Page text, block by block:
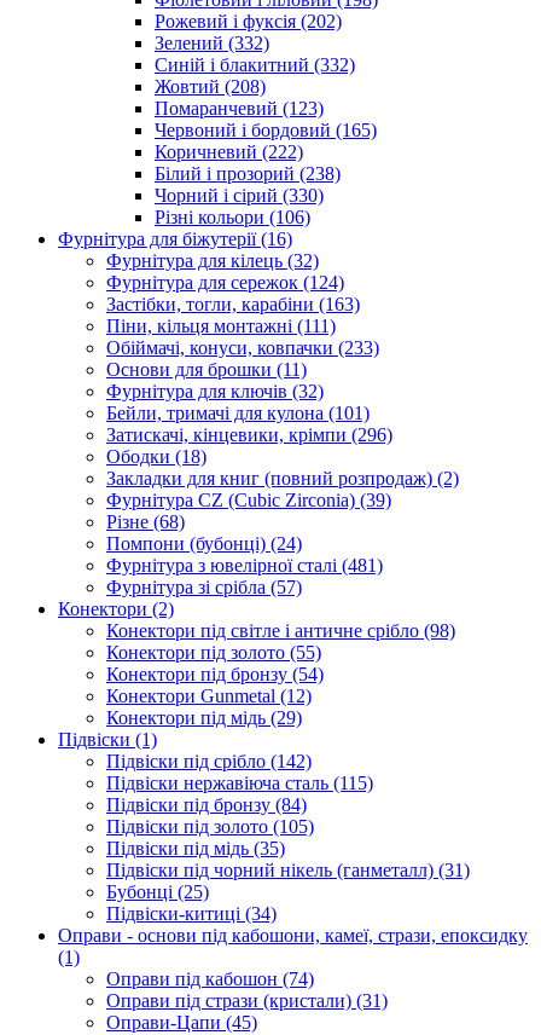
Рожевий і фуксія (202)
Зелений (332)
Синій і блакитний (332)
Жовтий (208)
Помаранчевий (123)
Червоний і бордовий (165)
Коричневий (222)
Білий і прозорий (238)
Чорний і сірий (330)
Різні кольори (106)
Фурнітура для біжутерії(16)
Фурнітура для кілець (32)
Фурнітура для сережок (124)
Застібки, тогли, карабіни (163)
Піни, кільця монтажні (111)
Обіймачі, конуси, ковпачки (233)
Основи для брошки (11)
Фурнітура для ключів (32)
Бейли, тримачі для кулона (101)
Затискачі, кінцевики, крімпи (296)
Ободки (18)
Закладки для книг (повний розпродаж) (2)
Фурнітура CZ (Cubic Zirconia) (39)
Різне (68)
Помпони (бубонці) (24)
Фурнітура з ювелірної сталі (481)
Фурнітура зі срібла (57)
Конектори (2)
Конектори під світле і античне срібло (98)
Конектори під золото (55)
Конектори під бронзу (54)
Конектори Gunmetal (12)
Конектори під мідь (29)
Підвіски (1)
Підвіски під срібло (142)
Підвіски нержавіюча сталь (115)
Підвіски під бронзу (84)
Підвіски під золото (105)
Підвіски під мідь (35)
Підвіски під чорний нікель (ганметалл) (31)
Бубонці (25)
Підвіски-китиці (34)
Оправи - основи під кабошони, камеї, стрази, епоксидку
(1)
Оправи під кабошон (74)
Оправи під стрази (кристали) (31)
Оправи-Цапи (45)